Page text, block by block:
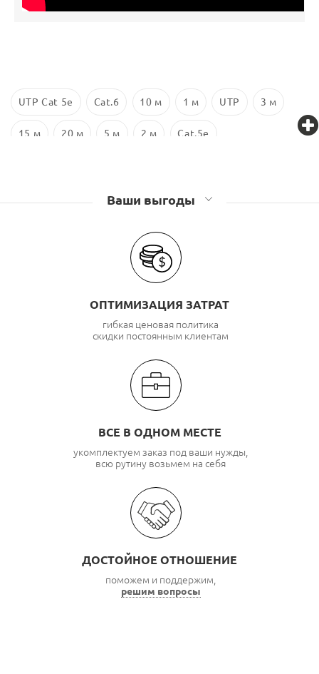
UTP Cat 5e Cat.6 10 м 1 м UTP 3 м
15 м 20 м 5 м 2 м Cat.5e
Ваши выгоды
ОПТИМИЗАЦИЯ ЗАТРАТ
гибкая ценовая политика
скидки постоянным клиентам
ВСЕ В ОДНОМ МЕСТЕ
укомплектуем заказ под ваши нужды,
всю рутину возьмем на себя
ДОСТОЙНОЕ ОТНОШЕНИЕ
поможем и поддержим,
решим вопросы